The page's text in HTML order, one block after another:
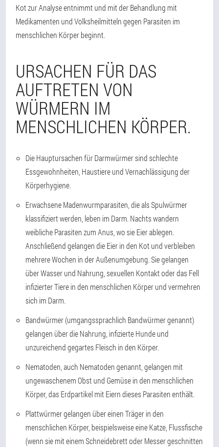
Kot zur Analyse entnimmt und mit der Behandlung mit
Medikamenten und Volksheilmitteln gegen Parasiten im
menschlichen Körper beginnt.
URSACHEN FÜR DAS
AUFTRETEN VON
WÜRMERN IM
MENSCHLICHEN KÖRPER.
Die Hauptursachen für Darmwürmer sind schlechte
Essgewohnheiten, Haustiere und Vernachlässigung der
Körperhygiene.
Erwachsene Madenwurmparasiten, die als Spulwürmer
klassifiziert werden, leben im Darm. Nachts wandern
weibliche Parasiten zum Anus, wo sie Eier ablegen.
Anschließend gelangen die Eier in den Kot und verbleiben
mehrere Wochen in der Außenumgebung. Sie gelangen
über Wasser und Nahrung, sexuellen Kontakt oder das Fell
infizierter Tiere in den menschlichen Körper und vermehren
sich im Darm.
Bandwürmer (umgangssprachlich Bandwürmer genannt)
gelangen über die Nahrung, infizierte Hunde und
unzureichend gegartes Fleisch in den Körper.
Nematoden, auch Nematoden genannt, gelangen mit
ungewaschenem Obst und Gemüse in den menschlichen
Körper, das Erdpartikel mit Eiern dieses Parasiten enthält.
Plattwürmer gelangen über einen Träger in den
menschlichen Körper, beispielsweise eine Katze, Flussfische
(wenn sie mit einem Schneidebrett oder Messer geschnitten